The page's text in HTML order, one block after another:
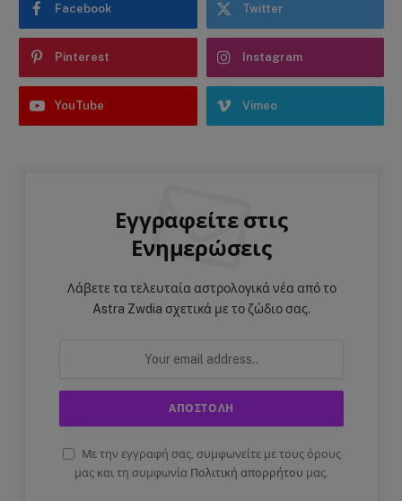
Facebook Twitter
Pinterest Instagram
YouTube Vimeo
Εγγραφείτε στις
Ενημερώσεις
Λάβετε τα τελευταία αστρολογικά νέα από το
Astra Zwdia σχετικά με το ζώδιο σας.
Με την εγγραφή σας, συμφωνείτε με τους όρους
μας και τη συμφωνία Πολιτική απορρήτου μας.